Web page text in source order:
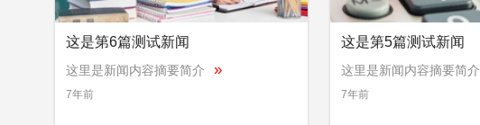
这是第6篇测试新闻
这里是新闻内容摘要简介 »
7年前
这是第5篇测试新闻
这里是新闻内容摘要简介
7年前